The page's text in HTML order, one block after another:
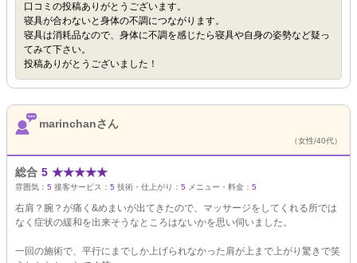
口コミの投稿ありがとうございます。
寝具が合わないと身体の不調につながります。
寝具は消耗品なので、身体に不調を感じたら寝具や自身の姿勢など疑っ
てみて下さい。
投稿ありがとうございました！
marinchanさん
（女性/40代）
総合 5 ★★★★★
雰囲気： 5 接客サービス： 5 技術・仕上がり： 5 メニュー・料金： 5
右肩？腕？が痛く&めまいが出てきたので、マッサージをしてくれる所では
なく症状の緩和を出来そうなところはないかを思い伺いました。
一回の施術で、平行にまでしか上げられなかった肩が上まで上がり驚きで笑